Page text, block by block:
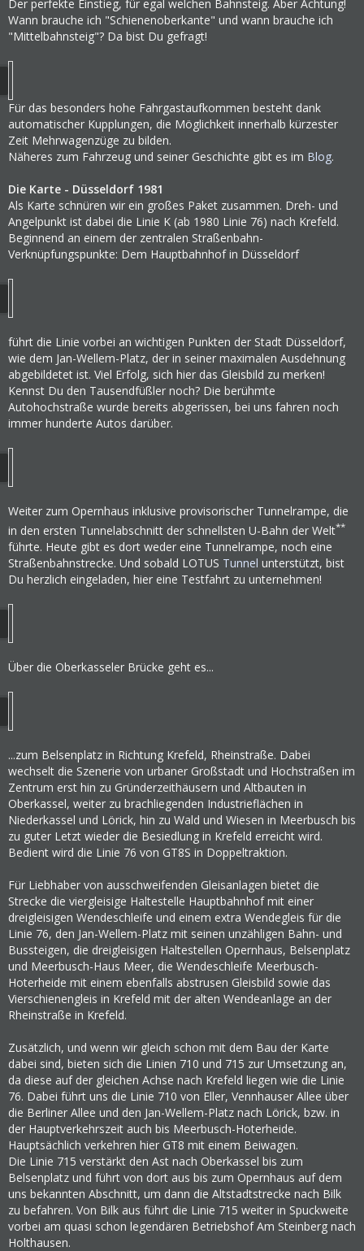
Der perfekte Einstieg, für egal welchen Bahnsteig. Aber Achtung!
Wann brauche ich "Schienenoberkante" und wann brauche ich
"Mittelbahnsteig"? Da bist Du gefragt!
Für das besonders hohe Fahrgastaufkommen besteht dank
automatischer Kupplungen, die Möglichkeit innerhalb kürzester
Zeit Mehrwagenzüge zu bilden.
Näheres zum Fahrzeug und seiner Geschichte gibt es im Blog.
Die Karte - Düsseldorf 1981
Als Karte schnüren wir ein großes Paket zusammen. Dreh- und
Angelpunkt ist dabei die Linie K (ab 1980 Linie 76) nach Krefeld.
Beginnend an einem der zentralen Straßenbahn-
Verknüpfungspunkte: Dem Hauptbahnhof in Düsseldorf
führt die Linie vorbei an wichtigen Punkten der Stadt Düsseldorf,
wie dem Jan-Wellem-Platz, der in seiner maximalen Ausdehnung
abgebildetet ist. Viel Erfolg, sich hier das Gleisbild zu merken!
Kennst Du den Tausendfüßler noch? Die berühmte
Autohochstraße wurde bereits abgerissen, bei uns fahren noch
immer hunderte Autos darüber.
Weiter zum Opernhaus inklusive provisorischer Tunnelrampe, die
in den ersten Tunnelabschnitt der schnellsten U-Bahn der Welt**
führte. Heute gibt es dort weder eine Tunnelrampe, noch eine
Straßenbahnstrecke. Und sobald LOTUS Tunnel unterstützt, bist
Du herzlich eingeladen, hier eine Testfahrt zu unternehmen!
Über die Oberkasseler Brücke geht es...
...zum Belsenplatz in Richtung Krefeld, Rheinstraße. Dabei
wechselt die Szenerie von urbaner Großstadt und Hochstraßen im
Zentrum erst hin zu Gründerzeithäusern und Altbauten in
Oberkassel, weiter zu brachliegenden Industrieflächen in
Niederkassel und Lörick, hin zu Wald und Wiesen in Meerbusch bis
zu guter Letzt wieder die Besiedlung in Krefeld erreicht wird.
Bedient wird die Linie 76 von GT8S in Doppeltraktion.
Für Liebhaber von ausschweifenden Gleisanlagen bietet die
Strecke die viergleisige Haltestelle Hauptbahnhof mit einer
dreigleisigen Wendeschleife und einem extra Wendegleis für die
Linie 76, den Jan-Wellem-Platz mit seinen unzähligen Bahn- und
Bussteigen, die dreigleisigen Haltestellen Opernhaus, Belsenplatz
und Meerbusch-Haus Meer, die Wendeschleife Meerbusch-
Hoterheide mit einem ebenfalls abstrusen Gleisbild sowie das
Vierschienengleis in Krefeld mit der alten Wendeanlage an der
Rheinstraße in Krefeld.
Zusätzlich, und wenn wir gleich schon mit dem Bau der Karte
dabei sind, bieten sich die Linien 710 und 715 zur Umsetzung an,
da diese auf der gleichen Achse nach Krefeld liegen wie die Linie
76. Dabei führt uns die Linie 710 von Eller, Vennhauser Allee über
die Berliner Allee und den Jan-Wellem-Platz nach Lörick, bzw. in
der Hauptverkehrszeit auch bis Meerbusch-Hoterheide.
Hauptsächlich verkehren hier GT8 mit einem Beiwagen.
Die Linie 715 verstärkt den Ast nach Oberkassel bis zum
Belsenplatz und führt von dort aus bis zum Opernhaus auf dem
uns bekannten Abschnitt, um dann die Altstadtstrecke nach Bilk
zu befahren. Von Bilk aus führt die Linie 715 weiter in Spuckweite
vorbei am quasi schon legendären Betriebshof Am Steinberg nach
Holthausen.